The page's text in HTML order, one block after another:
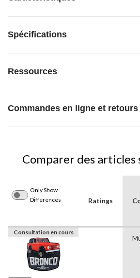
Spécifications
Ressources
Commandes en ligne et retours
Comparer des articles
Only Show
Differences
Ratings
Consultation en cours